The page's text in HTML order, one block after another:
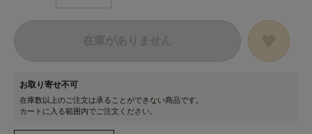
お取り寄せ不可
在庫数以上のご注文は承ることができない商品です。
カートに入る範囲内でご注文ください。